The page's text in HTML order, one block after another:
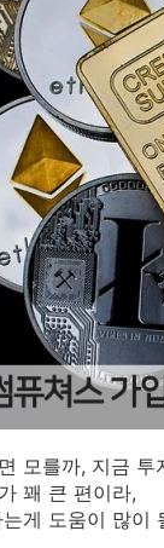
모를까, 지금 투
꽤 큰 편이라,
게 도움이 많이